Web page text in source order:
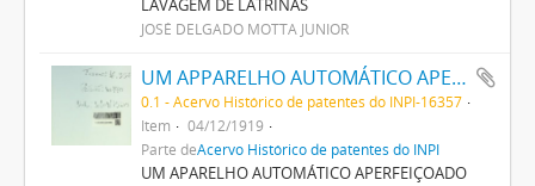
LAVAGEM DE LATRINAS
JOSÉ DELGADO MOTTA JUNIOR
UM APPARELHO AUTOMÁTICO APERFEIÇOADO PARA DESCARREGAR UMA MEDIDA CERTA DE UM DESINFECTANTE LIQUIDO NUMA CAIXA DE LAVAGEM DE LATRINA OU SEMELHANTE EM CADA OPERAÇÃO DA CAIXA
0.1 - Acervo Histórico de patentes do INPI-16357
Item
04/12/1919
Parte deAcervo Histórico de patentes do INPI
UM APARELHO AUTOMÁTICO APERFEIÇOADO